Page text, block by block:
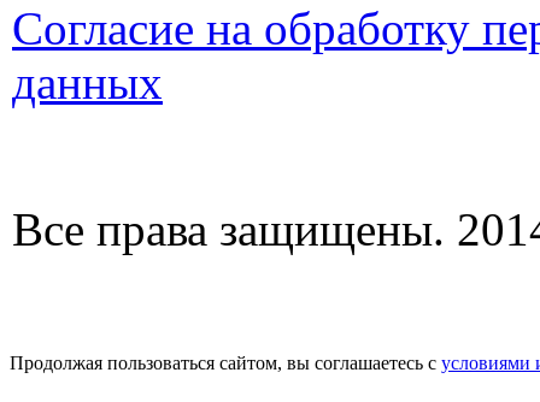
Согласие на обработку
данных
Все права защищены.
Продолжая пользоваться сайтом, вы соглашаетесь с условиями